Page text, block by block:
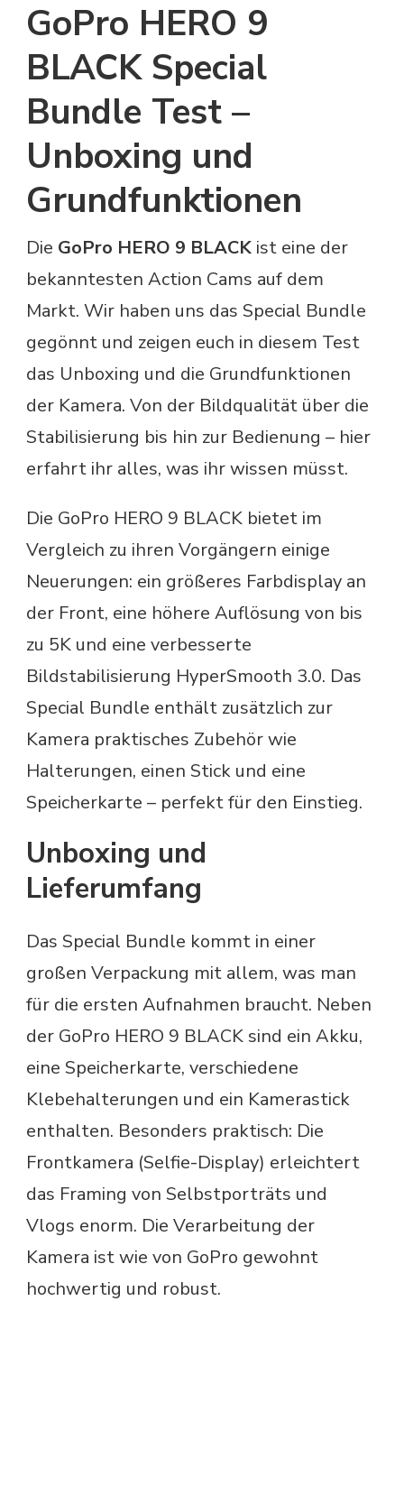
GoPro HERO 9
BLACK Special
Bundle Test –
Unboxing und
Grundfunktionen
Die GoPro HERO 9 BLACK ist eine der
bekanntesten Action Cams auf dem
Markt. Wir haben uns das Special Bundle
gegönnt und zeigen euch in diesem Test
das Unboxing und die Grundfunktionen
der Kamera. Von der Bildqualität über die
Stabilisierung bis hin zur Bedienung – hier
erfahrt ihr alles, was ihr wissen müsst.
Die GoPro HERO 9 BLACK bietet im
Vergleich zu ihren Vorgängern einige
Neuerungen: ein größeres Farbdisplay an
der Front, eine höhere Auflösung von bis
zu 5K und eine verbesserte
Bildstabilisierung HyperSmooth 3.0. Das
Special Bundle enthält zusätzlich zur
Kamera praktisches Zubehör wie
Halterungen, einen Stick und eine
Speicherkarte – perfekt für den Einstieg.
Unboxing und
Lieferumfang
Das Special Bundle kommt in einer
großen Verpackung mit allem, was man
für die ersten Aufnahmen braucht. Neben
der GoPro HERO 9 BLACK sind ein Akku,
eine Speicherkarte, verschiedene
Klebehalterungen und ein Kamerastick
enthalten. Besonders praktisch: Die
Frontkamera (Selfie-Display) erleichtert
das Framing von Selbstporträts und
Vlogs enorm. Die Verarbeitung der
Kamera ist wie von GoPro gewohnt
hochwertig und robust.